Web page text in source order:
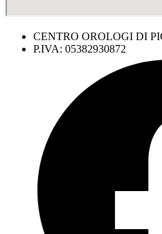
CENTRO OROLOGI DI
P.IVA: 05382930872